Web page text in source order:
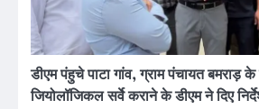
डीएम पंहुचे पाटा गांव, ग्राम पंचायत बमराड़
जियोलॉजिकल सर्वे कराने के डीएम ने दिए